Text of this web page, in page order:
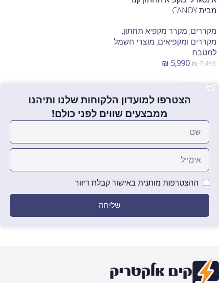
מבית CANDY
מקררים, מקרר מקפיא תחתון,
מקררים ומקפיאים, מוצרי חשמל
למטבח
₪7,490
₪ 5,990
הצטרפו למועדון הלקוחות שלנו ותיהנו
ממבצעים שווים לפני כולם!
ההצטרפות מותנית באישור קבלת דיוור
שליחה